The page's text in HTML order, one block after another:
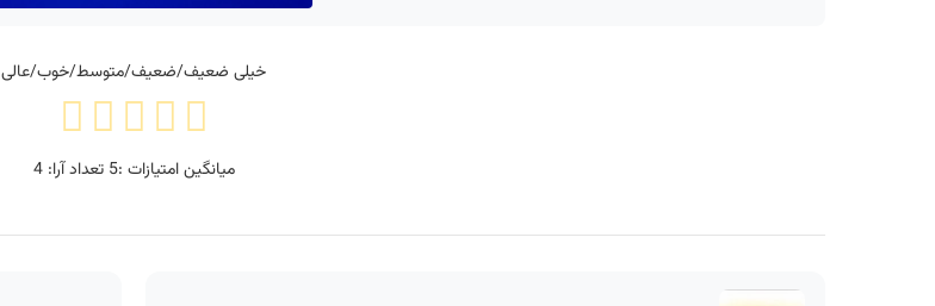
خیلی ضعیف/ضعیف/متوسط/خوب/عالی
میانگین امتیازات :5 تعداد آرا:4